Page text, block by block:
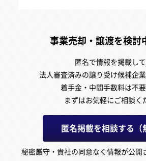
事業売却・譲渡を検討
匿名で情報を掲載して
法人審査済みの譲り受け候補企業
着手金・中間手数料は不要
まずはお気軽にご相談く
匿名掲載を相談する（
秘密厳守・貴社の同意なく情報が公開